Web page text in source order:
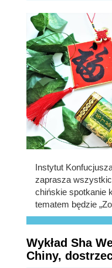
Instytut
zaprasza
chińskie spotkanie
tematem będzie
Wykład Sha
Chiny,